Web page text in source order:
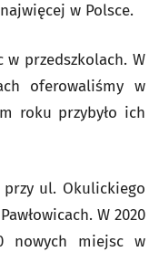
w Polsce.
w przedszkolach. W
oferowaliśmy w
roku przybyło ich
ul. Okulickiego
W 2020
nowych miejsc w